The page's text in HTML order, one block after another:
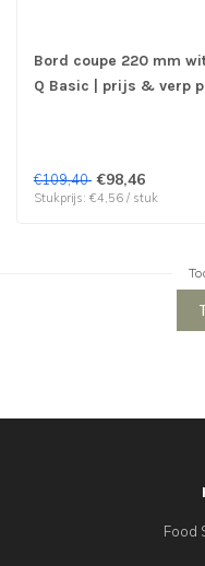
Bord coupe 220 mm
Q Basic | prijs & verp
€109,40 €98,46
Stukprijs: €4,56 / stuk
Food